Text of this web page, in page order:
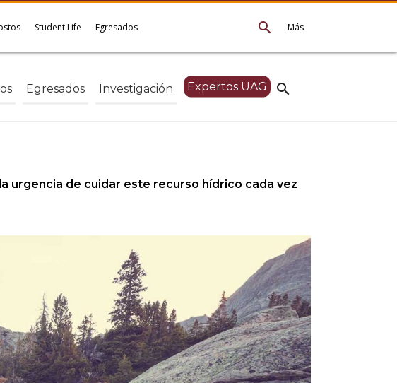
Más
search
Student Life Egresados
search
Egresados Investigación Expertos UAG
urgencia de cuidar este recurso hídrico cada vez